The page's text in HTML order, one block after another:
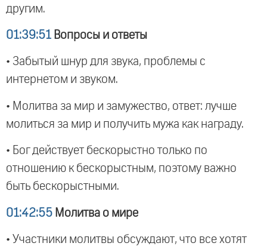
другим.
01:39:51 Вопросы и ответы
• Забытый шнур для звука, проблемы с
интернетом и звуком.
• Молитва за мир и замужество, ответ: лучше
молиться за мир и получить мужа как награду.
• Бог действует бескорыстно только по
отношению к бескорыстным, поэтому важно
быть бескорыстными.
01:42:55 Молитва о мире
• Участники молитвы обсуждают, что все хотят